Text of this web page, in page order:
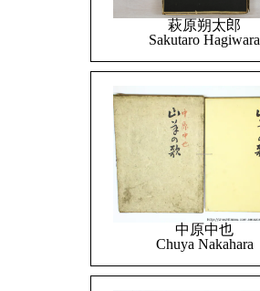
萩原朔太郎
Sakutaro Hagiwara
中原中也
Chuya Nakahara